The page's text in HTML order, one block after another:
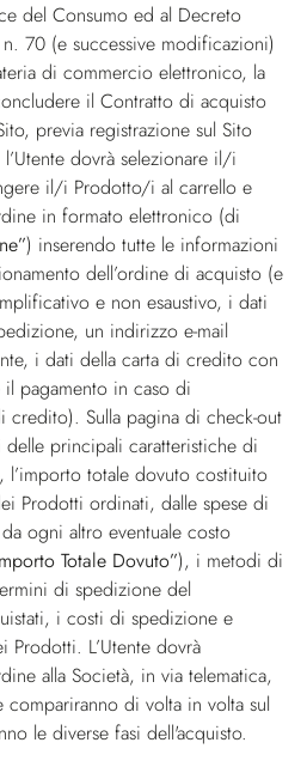
del Consumo ed al Decreto
70 (e successive modificazioni)
di commercio elettronico, la
il Contratto di acquisto
previa registrazione sul Sito
dovrà selezionare il/i
il/i Prodotto/i al carrello e
in formato elettronico (di
) inserendo tutte le informazioni
dell’ordine di acquisto (e
e non esaustivo, i dati
un indirizzo e-mail
i dati della carta di credito con
pagamento in caso di
credito). Sulla pagina di check-out
delle principali caratteristiche di
l’importo totale dovuto costituito
Prodotti ordinati, dalle spese di
ogni altro eventuale costo
Totale Dovuto”), i metodi di
di spedizione del
i costi di spedizione e
L’Utente dovrà
alla Società, in via telematica,
di volta in volta sul
le diverse fasi dell'acquisto.